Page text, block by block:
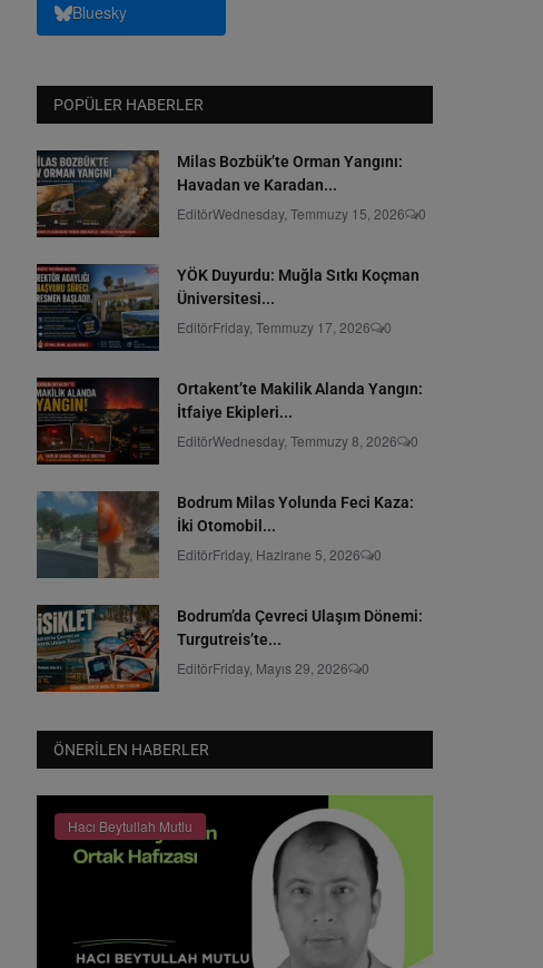
Bluesky
POPÜLER HABERLER
Milas Bozbük’te Orman Yangını:
Havadan ve Karadan...
EditörWednesday, Temmuzy 15, 2026 0
YÖK Duyurdu: Muğla Sıtkı Koçman
Üniversitesi...
EditörFriday, Temmuzy 17, 2026 0
Ortakent’te Makilik Alanda Yangın:
İtfaiye Ekipleri...
EditörWednesday, Temmuzy 8, 2026 0
Bodrum Milas Yolunda Feci Kaza:
İki Otomobil...
EditörFriday, Hazirane 5, 2026 0
Bodrum’da Çevreci Ulaşım Dönemi:
Turgutreis’te...
EditörFriday, Mayıs 29, 2026 0
ÖNERILEN HABERLER
Hacı Beytullah Mutlu